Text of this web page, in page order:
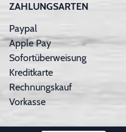
ZAHLUNGSARTEN
Paypal
Apple Pay
Sofortüberweisung
Kreditkarte
Rechnungskauf
Vorkasse